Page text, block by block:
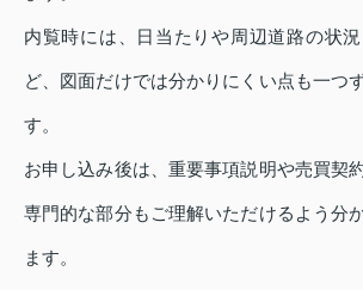
内覧時には、日当たりや周辺道路の状
ど、図面だけでは分かりにくい点も一つ
す。
お申し込み後は、重要事項説明や売買契
専門的な部分もご理解いただけるよう分
ます。